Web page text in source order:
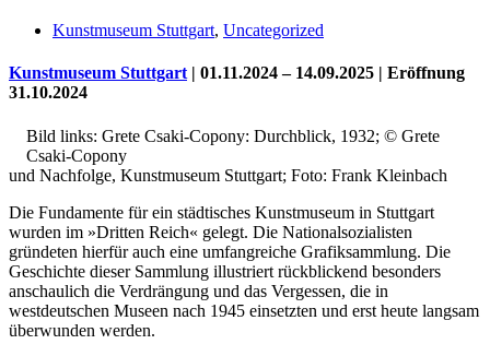
Uli Rothfuss
Kunstmuseum Stuttgart, Uncategorized
Kunstmuseum Stuttgart | 01.11.2024 – 14.09.2025 | Eröffnung
31.10.2024
Bild links: Grete Csaki-Copony: Durchblick, 1932; © Grete
Csaki-Copony
und Nachfolge, Kunstmuseum Stuttgart; Foto: Frank Kleinbach
Die Fundamente für ein städtisches Kunstmuseum in Stuttgart
wurden im »Dritten Reich« gelegt. Die Nationalsozialisten
gründeten hierfür auch eine umfangreiche Grafiksammlung. Die
Geschichte dieser Sammlung illustriert rückblickend besonders
anschaulich die Verdrängung und das Vergessen, die in
westdeutschen Museen nach 1945 einsetzten und erst heute langsam
überwunden werden.